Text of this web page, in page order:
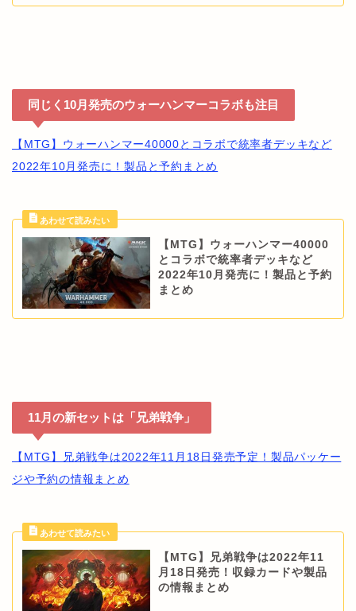
同じく10月発売のウォーハンマーコラボも注目
【MTG】ウォーハンマー40000とコラボで統率者デッキなど
2022年10月発売に！製品と予約まとめ
【MTG】ウォーハンマー40000
とコラボで統率者デッキなど
2022年10月発売に！製品と予約
まとめ
11月の新セットは「兄弟戦争」
【MTG】兄弟戦争は2022年11月18日発売予定！製品パッケー
ジや予約の情報まとめ
【MTG】兄弟戦争は2022年11
月18日発売！収録カードや製品
の情報まとめ